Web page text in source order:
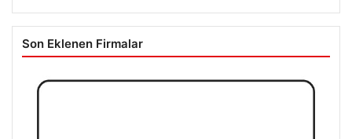
Son Eklenen Firmalar